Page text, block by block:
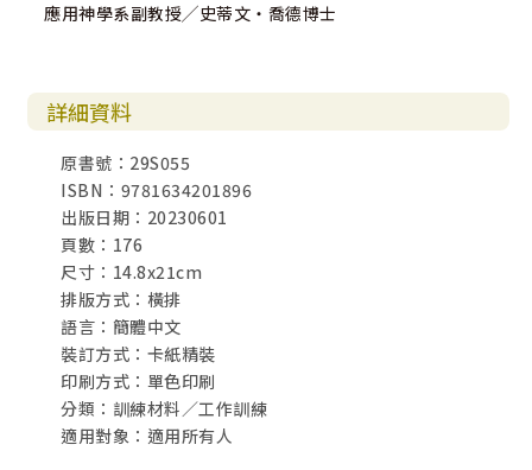
應用神學系副教授╱史蒂文‧喬德博士
詳細資料
原書號：29S055
ISBN：9781634201896
出版日期：20230601
頁數：176
尺寸：14.8x21cm
排版方式：橫排
語言：簡體中文
裝訂方式：卡紙精裝
印刷方式：單色印刷
分類：訓練材料／工作訓練
適用對象：適用所有人